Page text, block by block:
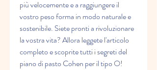
più velocemente e a raggiungere il
vostro peso forma in modo naturale e
sostenibile. Siete pronti a rivoluzionare
la vostra vita? Allora leggete l'articolo
completo e scoprite tutti i segreti del
piano di pasto Cohen per il tipo O!